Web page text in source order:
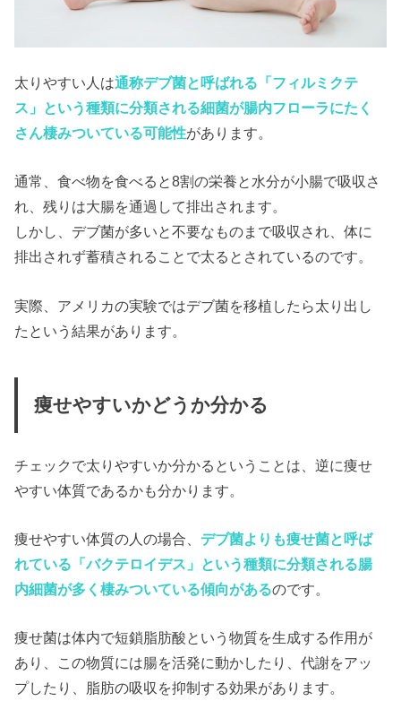
太りやすい人は通称デブ菌と呼ばれる「フィルミクテ
ス」という種類に分類される細菌が腸内フローラにたく
さん棲みついている可能性があります。
通常、食べ物を食べると8割の栄養と水分が小腸で吸収さ
れ、残りは大腸を通過して排出されます。
しかし、デブ菌が多いと不要なものまで吸収され、体に
排出されず蓄積されることで太るとされているのです。
実際、アメリカの実験ではデブ菌を移植したら太り出し
たという結果があります。
痩せやすいかどうか分かる
チェックで太りやすいか分かるということは、逆に痩せ
やすい体質であるかも分かります。
痩せやすい体質の人の場合、 デブ菌よりも痩せ菌と呼ば
れている「バクテロイデス」という種類に分類される腸
内細菌が多く棲みついている傾向があるのです。
痩せ菌は体内で短鎖脂肪酸という物質を生成する作用が
あり、この物質には腸を活発に動かしたり、代謝をアッ
プしたり、脂肪の吸収を抑制する効果があります。